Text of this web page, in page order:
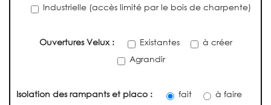
Industrielle (accès limité par le bois de charpente)
Ouvertures Velux : Existantes
à créer
Agrandir
Isolation des rampants et placo : fait à faire